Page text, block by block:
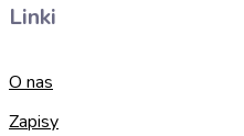
Linki
O nas
Zapisy